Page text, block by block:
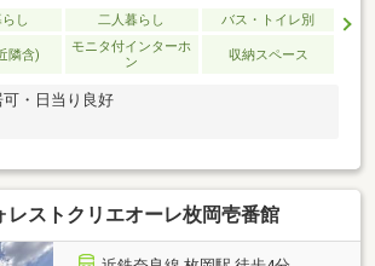
し 二人暮らし バス・トイレ別
隣含)
モニタ付インターホ
ン
収納スペース
・日当り良好
レストクリエオーレ枚岡壱番館